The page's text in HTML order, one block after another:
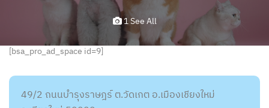
1 See All
[bsa_pro_ad_space id=9]
49/2 ถนนบำรุงราษฎร์ ต.วัดเกต อ.เมืองเชียงใหม่